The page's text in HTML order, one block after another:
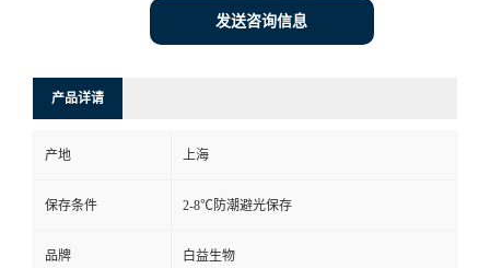
发送咨询信息
产品详请
产地 上海
保存条件 2-8℃防潮避光保存
品牌 白益生物